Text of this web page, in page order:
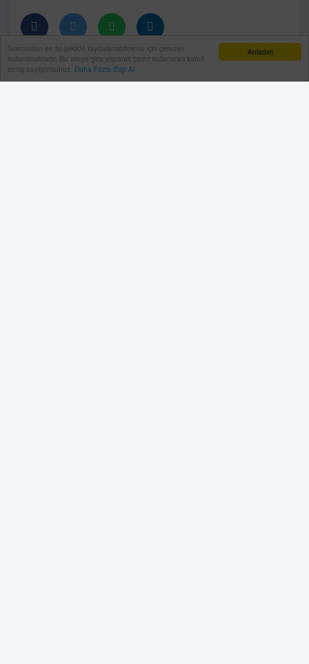
Anladım
Sitemizden en iyi şekilde faydalanabilmeniz için çerezler
kullanılmaktadır. Bu siteye giriş yaparak çerez kullanımını kabul
etmiş sayılıyorsunuz. Daha Fazla Bilgi Al